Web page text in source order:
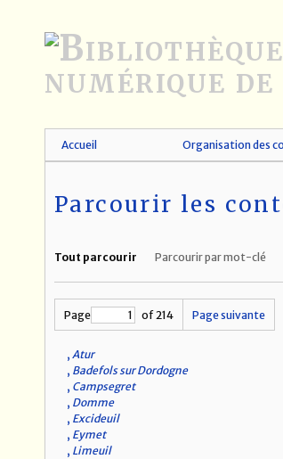
Accueil Organisation des
Parcourir les
Tout parcourir Parcourir par mot-clé
Page of 214 Page suivante
, Atur
, Badefols sur Dordogne
, Campsegret
, Domme
, Excideuil
, Eymet
, Limeuil